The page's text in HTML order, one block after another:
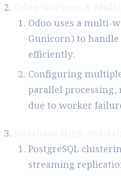
Odoo uses a multi-
Gunicorn) to
efficiently.
Configuring
parallel
due to worker
PostgreSQL
streaming